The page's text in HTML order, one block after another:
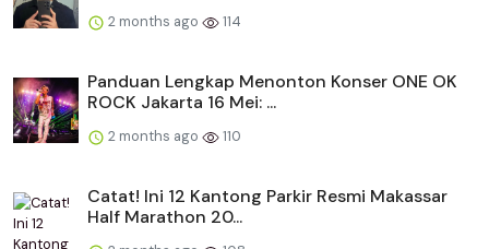
2 months ago 114
Panduan Lengkap Menonton Konser ONE OK
ROCK Jakarta 16 Mei: ...
2 months ago 110
Catat! Ini 12 Kantong Parkir Resmi Makassar
Half Marathon 20...